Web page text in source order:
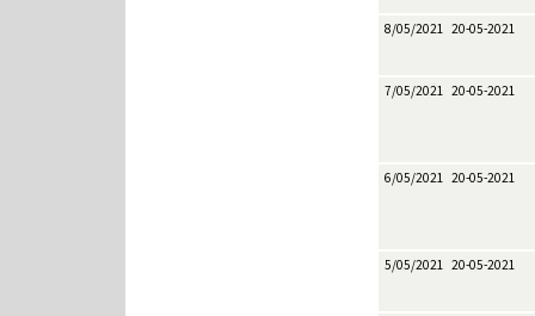
8/05/2021 20-05-2021
7/05/2021 20-05-2021
6/05/2021 20-05-2021
5/05/2021 20-05-2021